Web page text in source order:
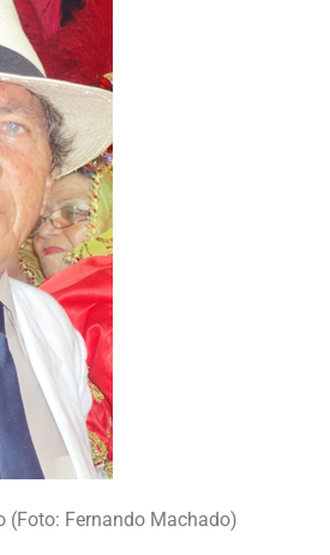
(Foto: Fernando Machado)